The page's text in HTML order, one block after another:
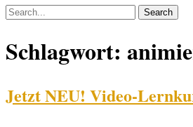
Schlagwort:
Jetzt NEU! Video-